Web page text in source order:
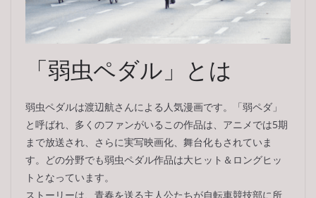
「弱虫ペダル」とは
弱虫ペダルは渡辺航さんによる人気漫画です。「弱ペダ」
と呼ばれ、多くのファンがいるこの作品は、アニメでは5期
まで放送され、さらに実写映画化、舞台化もされていま
す。どの分野でも弱虫ペダル作品は大ヒット＆ロングヒッ
トとなっています。
ストーリーは、青春を送る主人公たちが自転車競技部に所